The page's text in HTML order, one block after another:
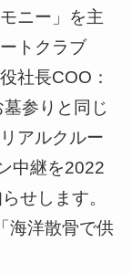
ニー」を主
トクラブ
社長COO：
参りと同じ
アルクルー
中継を2022
せします。
海洋散骨で供